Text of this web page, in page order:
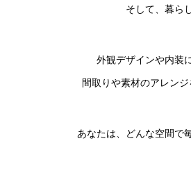
そして、暮ら
外観デザインや内装
間取りや素材のアレンジ
あなたは、どんな空間で